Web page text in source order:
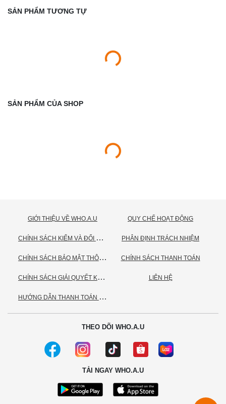
SẢN PHẨM TƯƠNG TỰ
SẢN PHẨM CỦA SHOP
GIỚI THIỆU VỀ WHO.A.U
C
HÍNH SÁCH KIỂM VÀ ĐỔI TRẢ HÀNG
C
HÍNH SÁCH BẢO MẬT THÔNG TIN CÁ NHÂN
C
HÍNH SÁCH GIẢI QUYẾT KHIẾU NẠI
H
ƯỚNG DẪN THANH TOÁN VNPAY
QUY CHẾ HOẠT ĐỘNG
PHÂN ĐỊNH TRÁCH NHIỆM
CHÍNH SÁCH THANH TOÁN
LIÊN HỆ
THEO DÕI WHO.A.U
TẢI NGAY WHO.A.U